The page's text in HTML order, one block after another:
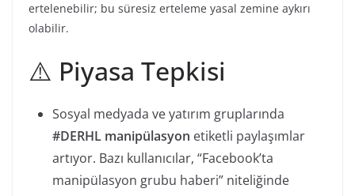
ertelenebilir; bu süresiz erteleme yasal zemine aykırı
olabilir.
⚠️ Piyasa Tepkisi
Sosyal medyada ve yatırım gruplarında
#DERHL manipülasyon etiketli paylaşımlar
artıyor. Bazı kullanıcılar, “Facebook’ta
manipülasyon grubu haberi” niteliğinde